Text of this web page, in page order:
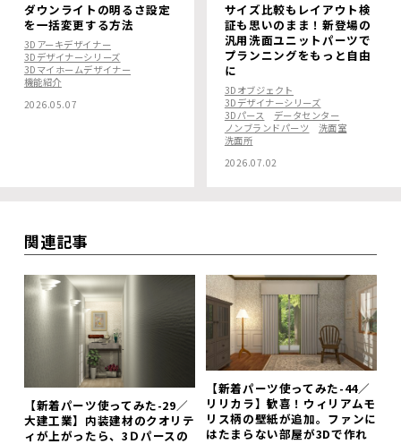
ダウンライトの明るさ設定
を一括変更する方法
3Dアーキデザイナー
3Dデザイナーシリーズ
3Dマイホームデザイナー
機能紹介
2026.05.07
サイズ比較もレイアウト検
証も思いのまま！新登場の
汎用洗面ユニットパーツで
プランニングをもっと自由
に
3Dオブジェクト
3Dデザイナーシリーズ
3Dパース
データセンター
ノンブランドパーツ
洗面室
洗面所
2026.07.02
関連記事
【新着パーツ使ってみた-29／
大建工業】内装建材のクオリテ
ィが上がったら、3Ｄパースの
【新着パーツ使ってみた-44／
リリカラ】歓喜！ウィリアムモ
リス柄の壁紙が追加。ファンに
はたまらない部屋が3Dで作れ